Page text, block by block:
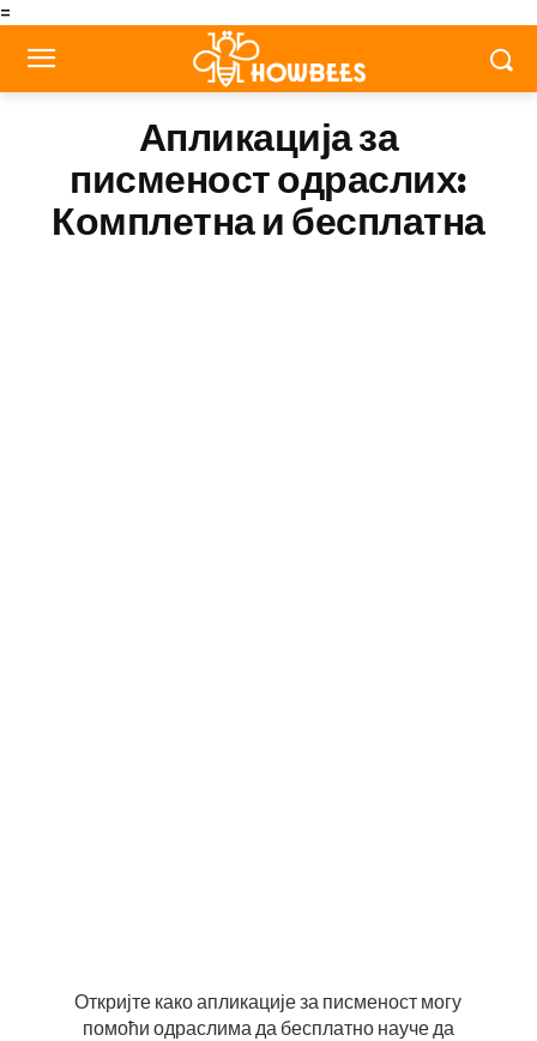
=
Апликација за
писменост одраслих:
Комплетна и бесплатна
Откријте како апликације за писменост могу
помоћи одраслима да бесплатно науче да